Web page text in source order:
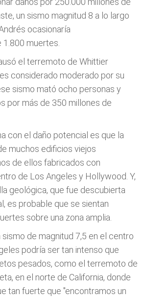
un sismo magnitud 8 a lo largo
ocasionaría
muertes.
el terremoto de Whittier
considerado moderado por su
sismo mató ocho personas y
por más de 350 millones de
con el daño potencial es que la
muchos edificios viejos
de ellos fabricados con
de Los Angeles y Hollywood. Y,
geológica, que fue descubierta
es probable que se sientan
sobre una zona amplia.
sismo de magnitud 7,5 en el centro
podría ser tan intenso que
pesados, como el terremoto de
en el norte de California, donde
tan fuerte que "encontramos un